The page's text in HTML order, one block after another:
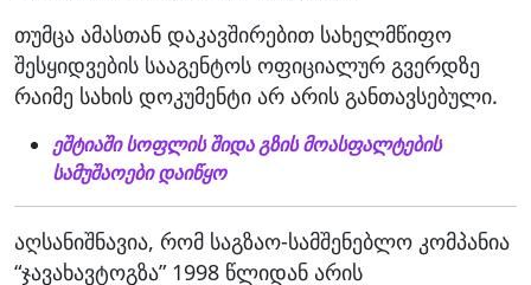
თუმცა ამასთან დაკავშირებით სახელმწიფო
შესყიდვების სააგენტოს ოფიციალურ გვერდზე
რაიმე სახის დოკუმენტი არ არის განთავსებული.
ეშტიაში სოფლის შიდა გზის მოასფალტების
სამუშაოები დაიწყო
აღსანიშნავია, რომ საგზაო-სამშენებლო კომპანია
“ჯავახავტოგზა” 1998 წლიდან არის